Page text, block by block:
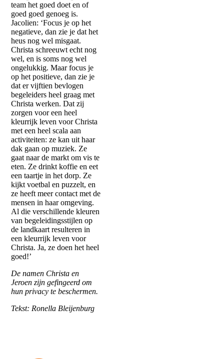
team het goed doet en of
goed goed genoeg is.
Jacolien: ‘Focus je op het
negatieve, dan zie je dat het
heus nog wel misgaat.
Christa schreeuwt echt nog
wel, en is soms nog wel
ongelukkig. Maar focus je
op het positieve, dan zie je
dat er vijftien bevlogen
begeleiders heel graag met
Christa werken. Dat zij
zorgen voor een heel
kleurrijk leven voor Christa
met een heel scala aan
activiteiten: ze kan uit haar
dak gaan op muziek. Ze
gaat naar de markt om vis te
eten. Ze drinkt koffie en eet
een taartje in het dorp. Ze
kijkt voetbal en puzzelt, en
ze heeft meer contact met de
mensen in haar omgeving.
Al die verschillende kleuren
van begeleidingsstijlen op
de landkaart resulteren in
een kleurrijk leven voor
Christa. Ja, ze doen het heel
goed!’
De namen Christa en
Jeroen zijn gefingeerd om
hun privacy te beschermen.
Tekst: Ronella Bleijenburg